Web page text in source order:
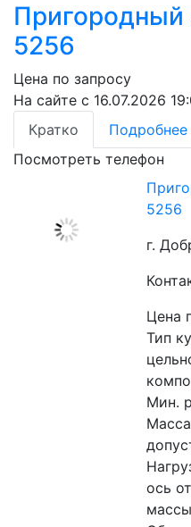
5256
Цена по запросу
На сайте с 16.07.2026
Кратко
Подробнее
Посмотреть телефон
5256
г.
Цена
Тип
Мин.
ось